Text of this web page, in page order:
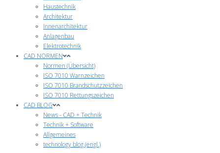
Haustechnik
Architektur
Innenarchitektur
Anlagenbau
Elektrotechnik
CAD NORMEN
Normen (Übersicht)
ISO 7010 Warnzeichen
ISO 7010 Brandschutzzeichen
ISO 7010 Rettungszeichen
CAD BLOG
News - CAD + Technik
Technik + Software
Allgemeines
technology blog (engl.)